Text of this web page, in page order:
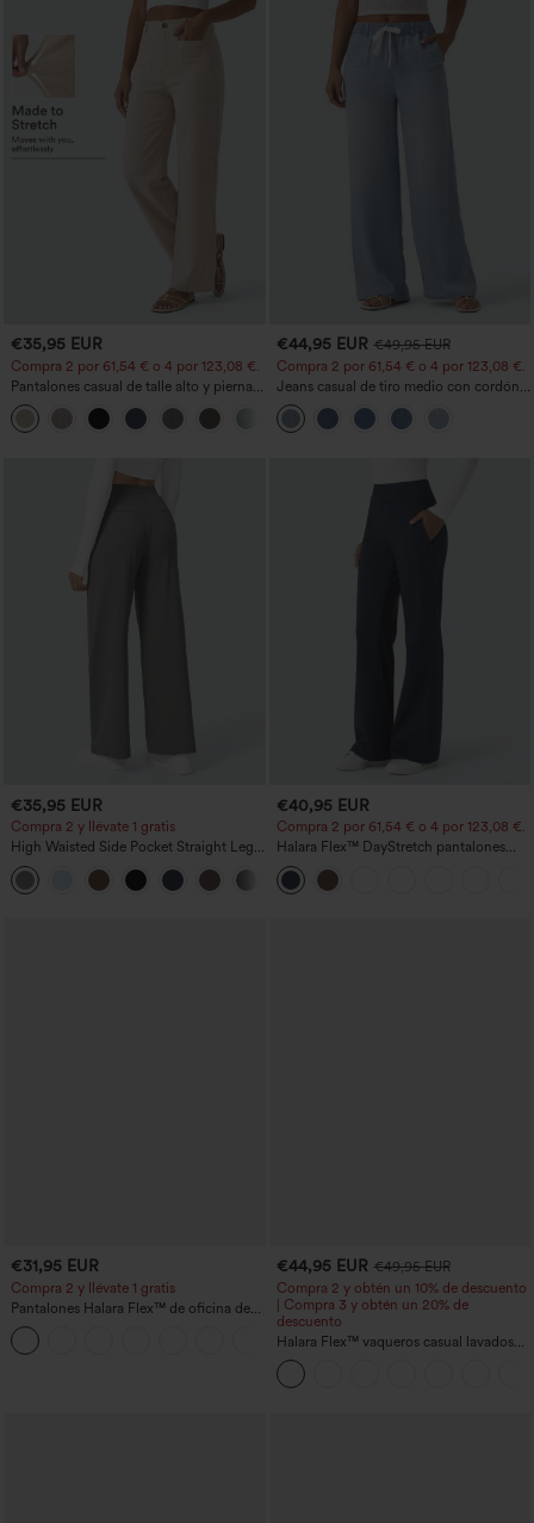
€35,95 EUR
Compra 2 por 61,54 € o 4 por 123,08 €.
Pantalones casual de talle alto y pierna
recta con tacto de lino y bolsillos
+5
€44,95 EUR €49,95 EUR
Compra 2 por 61,54 € o 4 por 123,08 €.
Jeans casual de tiro medio con cordón y
bolsillos
€35,95 EUR
Compra 2 y llévate 1 gratis
High Waisted Side Pocket Straight Leg
Work Pants
€40,95 EUR
Compra 2 por 61,54 € o 4 por 123,08 €.
Halara Flex™ DayStretch pantalones
acampanados de trabajo de tiro medio
con bolsillo lateral con cremallera
€31,95 EUR
Compra 2 y llévate 1 gratis
Pantalones Halara Flex™ de oficina de
tiro alto ligeramente acampanados con
bolsillos
+13
€44,95 EUR €49,95 EUR
Compra 2 y obtén un 10% de descuento
| Compra 3 y obtén un 20% de
descuento
Halara Flex™ vaqueros casual lavados
asimétricos de tiro bajo con bolsillos
con cremallera, corte baggy y pierna
ancha